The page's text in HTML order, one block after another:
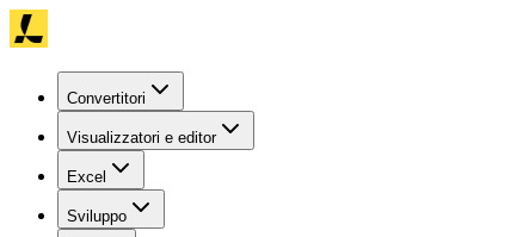
Convertitori
Visualizzatori e editor
Excel
Sviluppo